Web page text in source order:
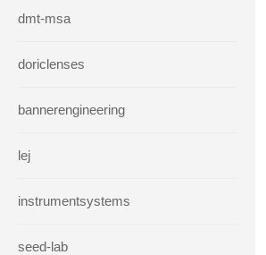
dmt-msa
doriclenses
bannerengineering
lej
instrumentsystems
seed-lab